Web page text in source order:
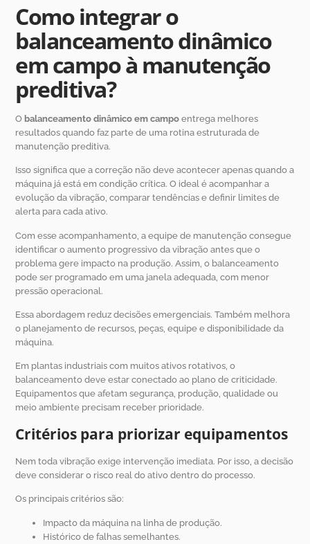
Como integrar o
balanceamento dinâmico
em campo à manutenção
preditiva?
O balanceamento dinâmico em campo entrega melhores
resultados quando faz parte de uma rotina estruturada de
manutenção preditiva.
Isso significa que a correção não deve acontecer apenas quando a
máquina já está em condição crítica. O ideal é acompanhar a
evolução da vibração, comparar tendências e definir limites de
alerta para cada ativo.
Com esse acompanhamento, a equipe de manutenção consegue
identificar o aumento progressivo da vibração antes que o
problema gere impacto na produção. Assim, o balanceamento
pode ser programado em uma janela adequada, com menor
pressão operacional.
Essa abordagem reduz decisões emergenciais. Também melhora
o planejamento de recursos, peças, equipe e disponibilidade da
máquina.
Em plantas industriais com muitos ativos rotativos, o
balanceamento deve estar conectado ao plano de criticidade.
Equipamentos que afetam segurança, produção, qualidade ou
meio ambiente precisam receber prioridade.
Critérios para priorizar equipamentos
Nem toda vibração exige intervenção imediata. Por isso, a decisão
deve considerar o risco real do ativo dentro do processo.
Os principais critérios são:
Impacto da máquina na linha de produção.
Histórico de falhas semelhantes.